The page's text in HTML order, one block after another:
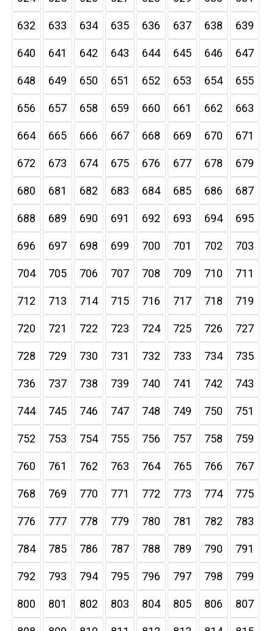
632 633 634 635 636 637 638 639
640 641 642 643 644 645 646 647
648 649 650 651 652 653 654 655
656 657 658 659 660 661 662 663
664 665 666 667 668 669 670 671
672 673 674 675 676 677 678 679
680 681 682 683 684 685 686 687
688 689 690 691 692 693 694 695
696 697 698 699 700 701 702 703
704 705 706 707 708 709 710 711
712 713 714 715 716 717 718 719
720 721 722 723 724 725 726 727
728 729 730 731 732 733 734 735
736 737 738 739 740 741 742 743
744 745 746 747 748 749 750 751
752 753 754 755 756 757 758 759
760 761 762 763 764 765 766 767
768 769 770 771 772 773 774 775
776 777 778 779 780 781 782 783
784 785 786 787 788 789 790 791
792 793 794 795 796 797 798 799
800 801 802 803 804 805 806 807